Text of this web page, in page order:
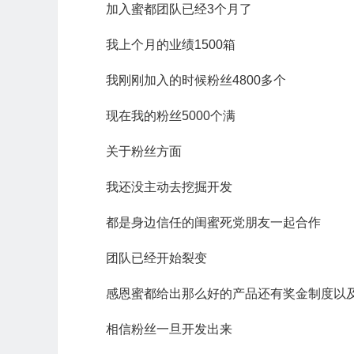
加入蜜都团队已经3个月了
我上个月的业绩1500箱
我刚刚加入的时候粉丝4800多个
现在我的粉丝5000个满
关于粉丝方面
我还没主动去挖掘开发
都是身边信任的闺蜜死党朋友一起合作
团队已经开始裂变
感恩蜜都给出那么好的产品还有奖金制度以
相信粉丝一旦开发出来